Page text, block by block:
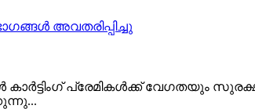
കാർട്ടിംഗ് പ്രേമികൾക്ക് വേഗതയും